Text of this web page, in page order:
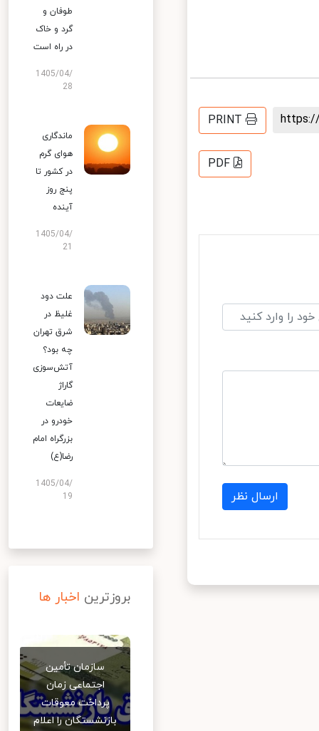
PRINT
PDF
ارسال نظر
طوفان و
گرد و خاک
در راه است
1405/04/
28
ماندگاری
هوای گرم
در کشور تا
پنج روز
آینده
1405/04/
علت دود
غلیظ در
شرق تهران
چه بود؟
آتش‌سوزی
گاراژ
ضایعات
خودرو در
بزرگراه امام
رضا(ع)
1405/04/
19
بروزترین اخبار ها
سازمان تأمین
اجتماعی زمان
پرداخت معوقات
بازنشستگان را اعلام